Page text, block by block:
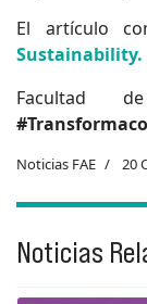
El artículo
Sustainability.
Facultad
Noticias FAE 20
Noticias